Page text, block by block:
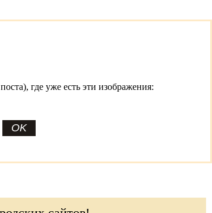
где уже есть эти изображения: